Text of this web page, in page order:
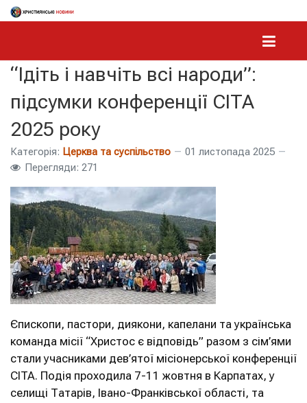
“Ідіть і навчіть всі народи”:
підсумки конференції CITA
2025 року
Категорія: Церква та суспільство
01 листопада 2025
Перегляди: 271
Єпископи, пастори, диякони, капелани та українська
команда місії “Христос є відповідь” разом з сім’ями
стали учасниками дев’ятої місіонерської конференції
CITA. Подія проходила 7-11 жовтня в Карпатах, у
селищі Татарів, Івано-Франківської області, та